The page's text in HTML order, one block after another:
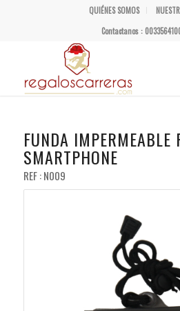
QUIÉNES SOMOS
Contactanos :
FUNDA IMPERMEABLE
SMARTPHONE
REF : N009